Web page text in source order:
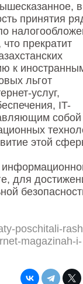
в
принятия
прекратит
к
льгот
услуг,
IT-
собой
этой
для
poschitali-
magazinah-i-